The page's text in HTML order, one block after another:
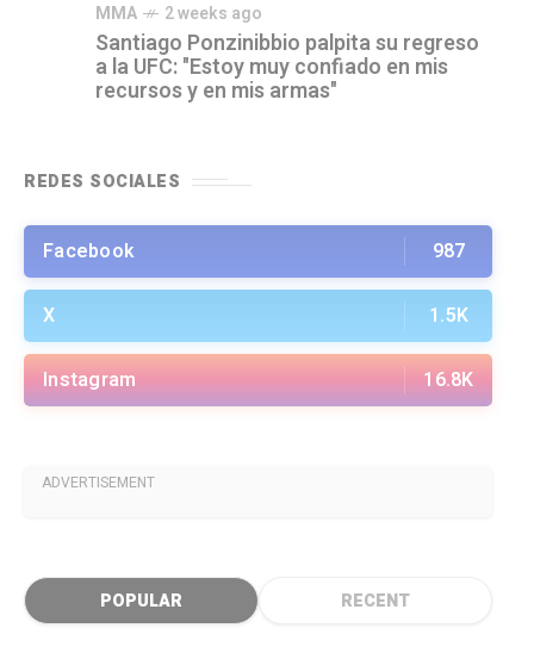
MMA 2 weeks ago
Santiago Ponzinibbio palpita su regreso
a la UFC: "Estoy muy confiado en mis
recursos y en mis armas"
REDES SOCIALES
Facebook 987
X 1.5K
Instagram 16.8K
ADVERTISEMENT
POPULAR RECENT